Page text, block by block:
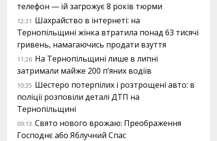
телефон — їй загрожує 8 років тюрми
12:31 Шахрайство в інтернеті: на
Тернопільщині жінка втратила понад 63 тисячі
гривень, намагаючись продати взуття
11:26 На Тернопільщині лише в липні
затримали майже 200 п’яних водіїв
10:35 Шестеро потерпілих і розтрощені авто: в
поліції розповіли деталі ДТП на
Тернопільщині
09:13 Свято нового врожаю: Преображення
Господнє або Яблучний Спас